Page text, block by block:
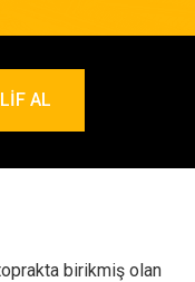
AL
birikmiş olan